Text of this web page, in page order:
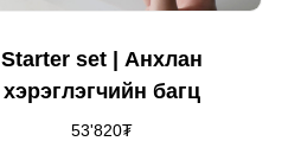
Starter set | Анхлан
хэрэглэгчийн багц
53'820₮